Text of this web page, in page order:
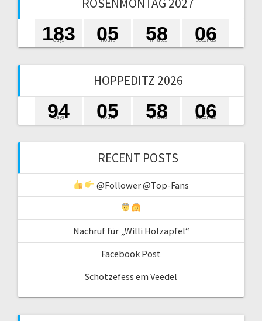
days
183 hours
05 minutes
58 seconds
05
6
HOPPEDITZ 2026
days
94 hours
05 minutes
58 seconds
05
6
RECENT POSTS
@Follower @Top-Fans
Nachruf für „Willi Holzapfel“
Facebook Post
Schötzefess em Veedel